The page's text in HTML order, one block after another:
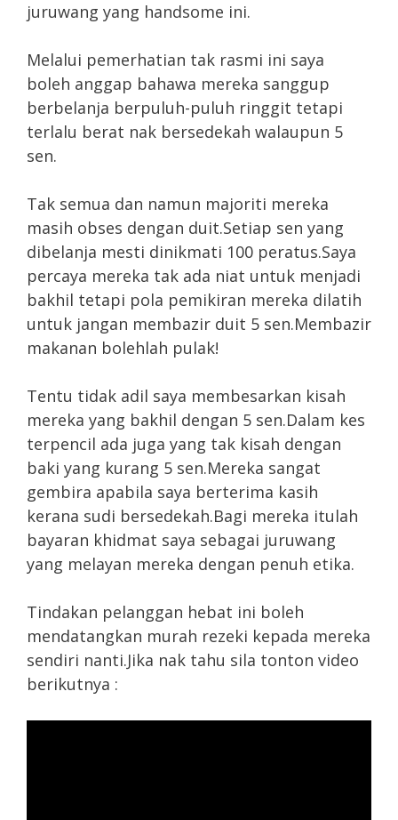
juruwang yang handsome ini.
Melalui pemerhatian tak rasmi ini saya
boleh anggap bahawa mereka sanggup
berbelanja berpuluh-puluh ringgit tetapi
terlalu berat nak bersedekah walaupun 5
sen.
Tak semua dan namun majoriti mereka
masih obses dengan duit.Setiap sen yang
dibelanja mesti dinikmati 100 peratus.Saya
percaya mereka tak ada niat untuk menjadi
bakhil tetapi pola pemikiran mereka dilatih
untuk jangan membazir duit 5 sen.Membazir
makanan bolehlah pulak!
Tentu tidak adil saya membesarkan kisah
mereka yang bakhil dengan 5 sen.Dalam kes
terpencil ada juga yang tak kisah dengan
baki yang kurang 5 sen.Mereka sangat
gembira apabila saya berterima kasih
kerana sudi bersedekah.Bagi mereka itulah
bayaran khidmat saya sebagai juruwang
yang melayan mereka dengan penuh etika.
Tindakan pelanggan hebat ini boleh
mendatangkan murah rezeki kepada mereka
sendiri nanti.Jika nak tahu sila tonton video
berikutnya :